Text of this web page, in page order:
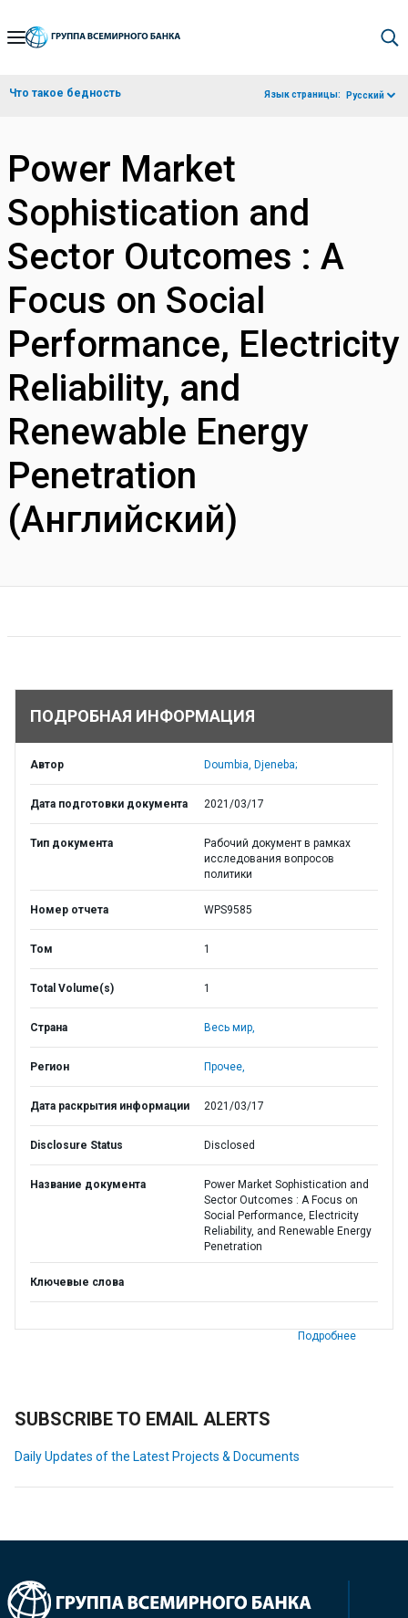
Skip
Navigation
Что такое бедность Язык страницы: Русский
Power Market
Sophistication and
Sector Outcomes : A
Focus on Social
Performance, Electricity
Reliability, and
Renewable Energy
Penetration
(Английский)
ПОДРОБНАЯ ИНФОРМАЦИЯ
Автор Doumbia, Djeneba;
Дата подготовки документа 2021/03/17
Тип документа
Рабочий документ в рамках
исследования вопросов
политики
Номер отчета WPS9585
Том 1
Total Volume(s) 1
Страна Весь мир,
Регион Прочее,
Дата раскрытия информации 2021/03/17
Disclosure Status Disclosed
Название документа
Power Market Sophistication and
Sector Outcomes : A Focus on
Social Performance, Electricity
Reliability, and Renewable Energy
Penetration
Ключевые слова
Подробнее
SUBSCRIBE TO EMAIL ALERTS
Daily Updates of the Latest Projects & Documents